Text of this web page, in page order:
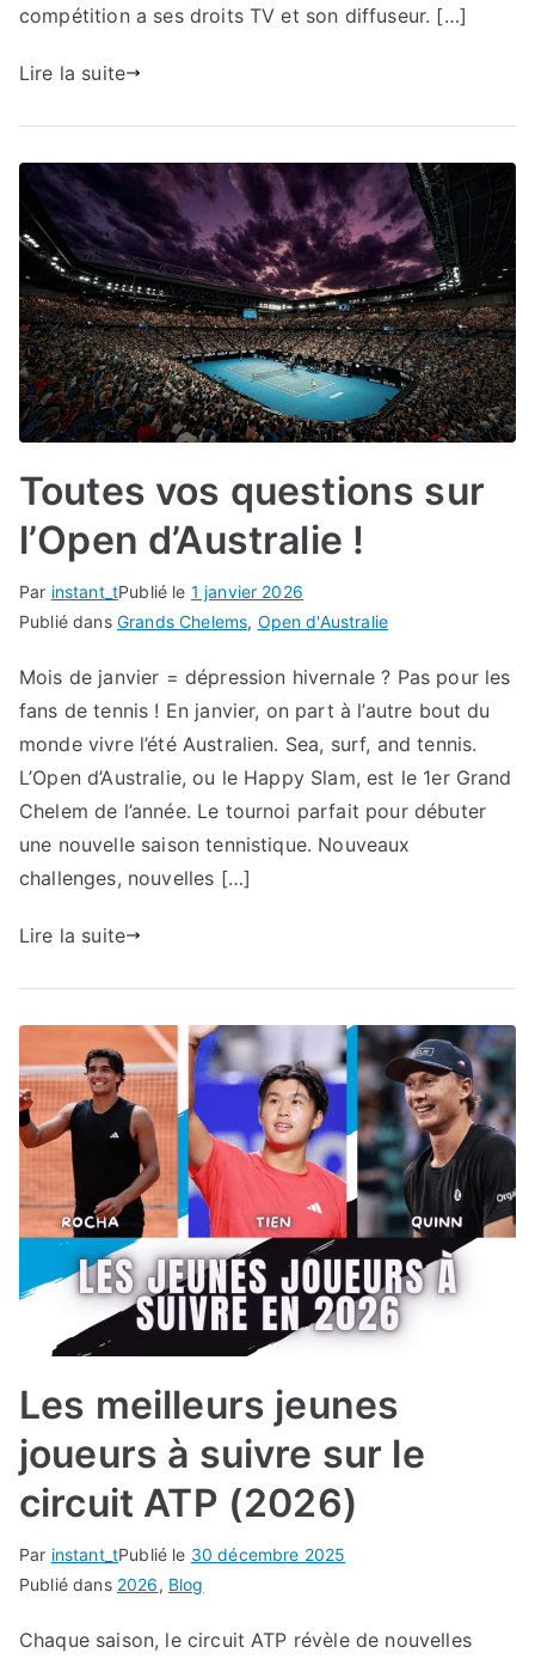
?
compétition a ses droits TV et son diffuseur. […]
Lire la suite
Toutes vos questions sur
l’Open d’Australie !
Par instant_tPublié le 1 janvier 2026
Publié dans Grands Chelems, Open d'Australie
Mois de janvier = dépression hivernale ? Pas pour les
fans de tennis ! En janvier, on part à l’autre bout du
monde vivre l’été Australien. Sea, surf, and tennis.
L’Open d’Australie, ou le Happy Slam, est le 1er Grand
Chelem de l’année. Le tournoi parfait pour débuter
une nouvelle saison tennistique. Nouveaux
challenges, nouvelles […]
Lire la suite
Les meilleurs jeunes
joueurs à suivre sur le
circuit ATP (2026)
Par instant_tPublié le 30 décembre 2025
Publié dans 2026, Blog
Chaque saison, le circuit ATP révèle de nouvelles